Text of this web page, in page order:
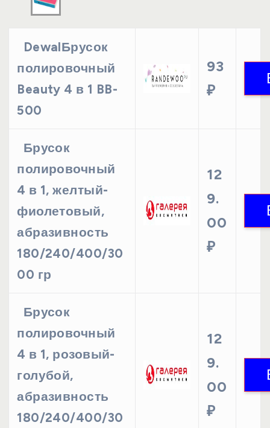
DewalБрусок
полировочный
Beauty 4 в 1 BB-
500
93
₽
Брусок
полировочный
4 в 1, желтый-
фиолетовый,
абразивность
180/240/400/30
00 гр
12
9.
00
₽
Брусок
полировочный
4 в 1, розовый-
голубой,
абразивность
180/240/400/30
12
9.
00
₽